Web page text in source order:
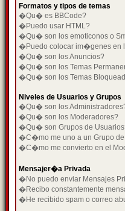
Formatos y tipos de temas
�Qu� es BBCode?
�Puedo usar HTML?
�Qu� son los emoticonos o
�Puedo colocar im�genes en
�Qu� son los Anuncios?
�Qu� son los Temas
�Qu� son los Temas
Niveles de Usuarios y Grupos
�Qu� son los
�Qu� son los Moderadores?
�Qu� son Grupos de
�C�mo me uno a un Grupo
�C�mo me convierto en el
Mensajer�a Privada
�No puedo enviar Mensajes
�Recibo constantemente
�He recibido spam o correo